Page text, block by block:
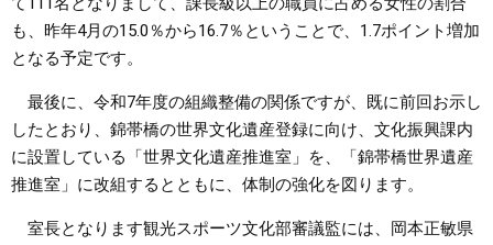
も、昨年4月の15.0％から16.7％ということで、1.7ポイント増加
となる予定です。
最後に、令和7年度の組織整備の関係ですが、既に前回お示し
したとおり、錦帯橋の世界文化遺産登録に向け、文化振興課内
に設置している「世界文化遺産推進室」を、「錦帯橋世界遺産
推進室」に改組するとともに、体制の強化を図ります。
室長となります観光スポーツ文化部審議監には、岡本正敏県